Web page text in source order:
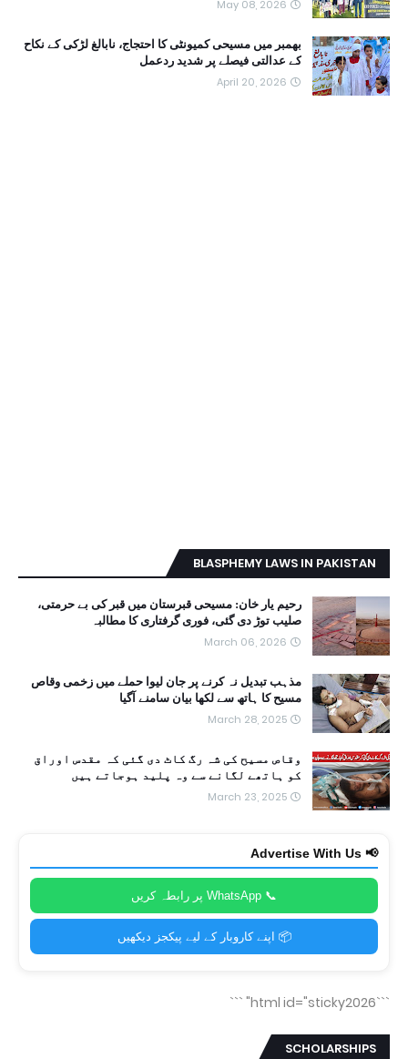
May 08, 2026
بھمبر میں مسیحی کمیونٹی کا احتجاج، نابالغ لڑکی کے نکاح
کے عدالتی فیصلے پر شدید ردعمل
April 20, 2026
BLASPHEMY LAWS IN PAKISTAN
رحیم یار خان: مسیحی قبرستان میں قبر کی بے حرمتی،
صلیب توڑ دی گئی، فوری گرفتاری کا مطالبہ
March 06, 2026
مذہب تبدیل نہ کرنے پر جان لیوا حملے میں زخمی وقاص
مسیح کا ہاتھ سے لکھا بیان سامنے آگیا
March 28, 2025
وقاص مسیح کی شہ رگ کاٹ دی گئی کہ مقدس اوراق
کو ہاتھے لگانے سے وہ پلید ہوجاتے ہیں
March 23, 2025
📢 Advertise With Us
📞 WhatsApp پر رابطہ کریں
📦 اپنے کاروبار کے لیے پیکجز دیکھیں
```html id="sticky2026"
```
SCHOLARSHIPS